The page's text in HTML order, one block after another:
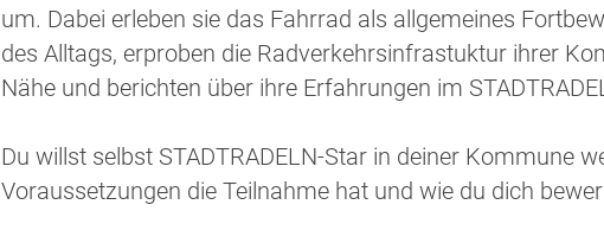
um. Dabei erleben sie das Fahrrad als allgemeines
des Alltags, erproben die Radverkehrsinfrastuktur ihrer
Nähe und berichten über ihre Erfahrungen im
Du willst selbst STADTRADELN-Star in deiner Kommune
Voraussetzungen die Teilnahme hat und wie du dich